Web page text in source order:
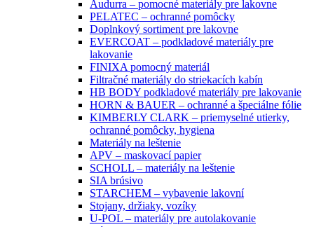
Audurra – pomocné materiály pre lakovne
PELATEC – ochranné pomôcky
Doplnkový sortiment pre lakovne
EVERCOAT – podkladové materiály pre
lakovanie
FINIXA pomocný materiál
Filtračné materiály do striekacích kabín
HB BODY podkladové materiály pre lakovanie
HORN & BAUER – ochranné a špeciálne fólie
KIMBERLY CLARK – priemyselné utierky,
ochranné pomôcky, hygiena
Materiály na leštenie
APV – maskovací papier
SCHOLL – materiály na leštenie
SIA brúsivo
STARCHEM – vybavenie lakovní
Stojany, držiaky, vozíky
U-POL – materiály pre autolakovanie